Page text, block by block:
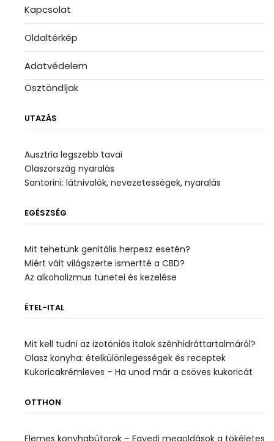
Kapcsolat
Oldaltérkép
Adatvédelem
Ösztöndíjak
UTAZÁS
Ausztria legszebb tavai
Olaszország nyaralás
Santorini: látnivalók, nevezetességek, nyaralás
EGÉSZSÉG
Mit tehetünk genitális herpesz esetén?
Miért vált világszerte ismertté a CBD?
Az alkoholizmus tünetei és kezelése
ÉTEL-ITAL
Mit kell tudni az izotóniás italok szénhidráttartalmáról?
Olasz konyha: ételkülönlegességek és receptek
Kukoricakrémleves – Ha unod már a csöves kukoricát
OTTHON
Elemes konyhabútorok – Egyedi megoldások a tökéletes